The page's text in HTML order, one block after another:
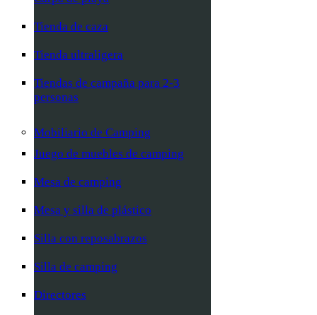
Tienda de caza
Tienda ultraligera
Tiendas de campaña para 2-3
personas
Mobiliario de Camping
Juego de muebles de camping
Mesa de camping
Mesa y silla de plástico
Silla con reposabrazos
Silla de camping
Directores